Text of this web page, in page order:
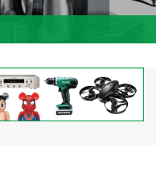
利